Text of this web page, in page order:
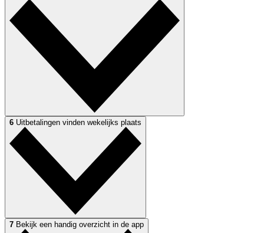
6 Uitbetalingen vinden wekelijks plaats
7 Bekijk een handig overzicht in de app